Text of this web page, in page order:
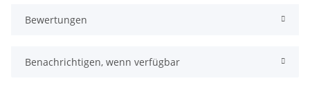
Bewertungen
Benachrichtigen, wenn verfügbar